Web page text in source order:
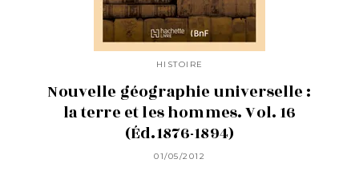
HISTOIRE
Nouvelle géographie universelle :
la terre et les hommes. Vol. 16
(Éd.1876-1894)
01/05/2012